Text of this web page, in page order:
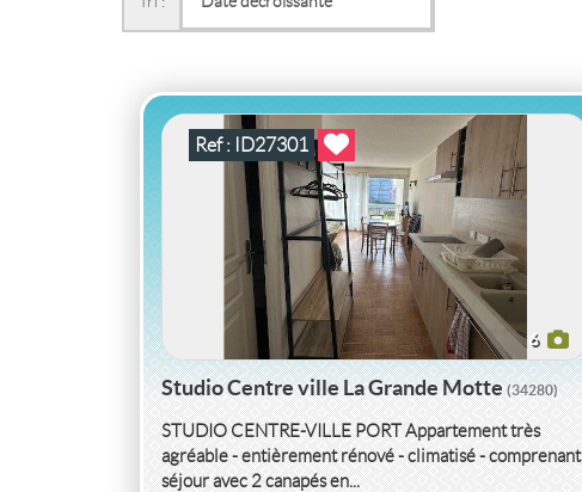
6
Ref : ID27301
1 25 2
Studio Centre ville La Grande Motte(34280)
STUDIO CENTRE-VILLE PORT Appartement très
agréable - entièrement rénové - climatisé - comprenant
séjour avec 2 canapés en...